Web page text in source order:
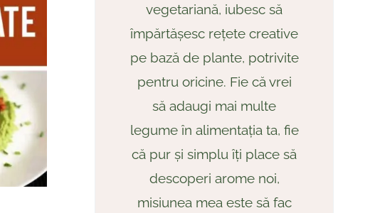
vegetariană, iubesc să
împărtășesc rețete creative
pe bază de plante, potrivite
pentru oricine. Fie că vrei
să adaugi mai multe
legume în alimentația ta, fie
că pur și simplu îți place să
descoperi arome noi,
misiunea mea este să fac